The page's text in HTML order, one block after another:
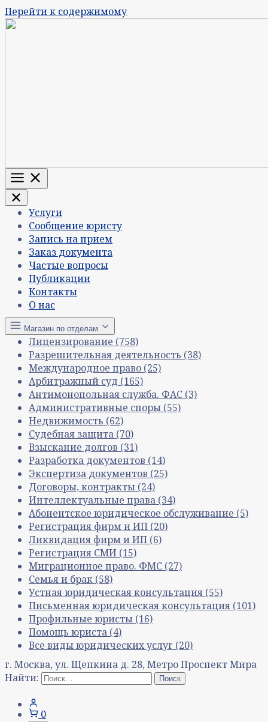
Перейти к содержимому
Меню
Услуги
Сообщение юристу
Запись на прием
Заказ документа
Частые вопросы
Публикации
Контакты
О нас
Магазин по отделам
Лицензирование (758)
Разрешительная деятельность (38)
Международное право (25)
Арбитражный суд (165)
Антимонопольная служба. ФАС (3)
Административные споры (55)
Недвижимость (62)
Судебная защита (70)
Взыскание долгов (31)
Разработка документов (14)
Экспертиза документов (25)
Договоры, контракты (24)
Интеллектуальные права (34)
Абонентское юридическое обслуживание (5)
Регистрация фирм и ИП (20)
Ликвидация фирм и ИП (6)
Регистрация СМИ (15)
Миграционное право. ФМС (27)
Семья и брак (58)
Устная юридическая консультация (55)
Письменная юридическая консультация (101)
Профильные юристы (16)
Помощь юриста (4)
Все виды юридических услуг (20)
г. Москва, ул. Щепкина д. 28, Метро Проспект Мира
Найти:
0